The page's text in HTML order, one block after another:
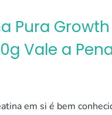
Pura Growth
Vale a
em si é bem